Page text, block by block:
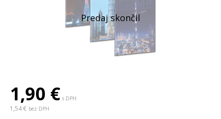
1,90 € s DPH
1,54 € bez DPH